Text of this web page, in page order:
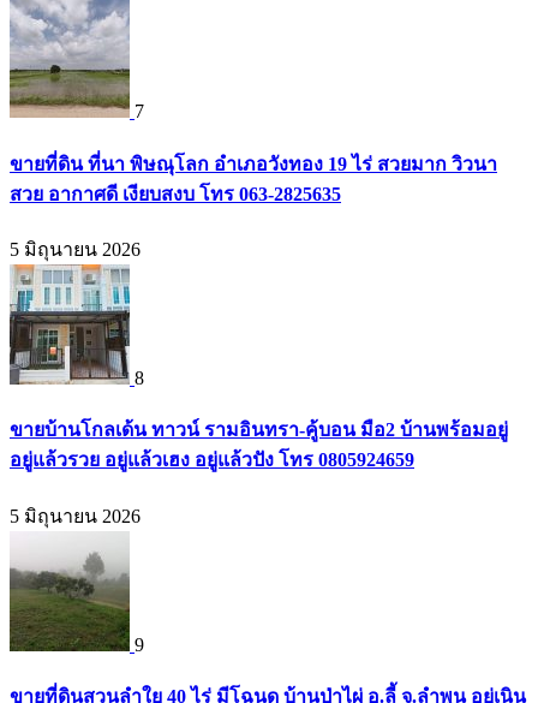
7
ขายที่ดิน ที่นา พิษณุโลก อำเภอวังทอง 19 ไร่ สวยมาก วิวนา
สวย อากาศดี เงียบสงบ โทร 063-2825635
5 มิถุนายน 2026
8
ขายบ้านโกลเด้น ทาวน์ รามอินทรา-คู้บอน มือ2 บ้านพร้อมอยู่
อยู่แล้วรวย อยู่แล้วเฮง อยู่แล้วปัง โทร 0805924659
5 มิถุนายน 2026
9
ขายที่ดินสวนลำใย 40 ไร่ มีโฉนด บ้านป่าไผ่ อ.ลี้ จ.ลำพูน อยู่เนิน